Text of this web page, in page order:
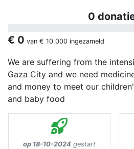
0
€ 0 van € 10.000 ingezameld
We are suffering from the
Gaza City and we need
and money to meet our
and baby food
op 18-10-2024 gestart